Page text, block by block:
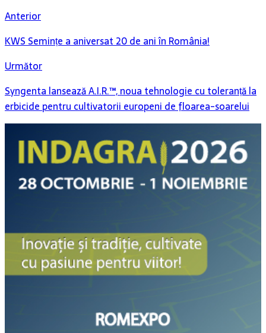
Anterior
KWS Semințe a aniversat 20 de ani în România!
Următor
Syngenta lansează A.I.R.™, noua tehnologie cu toleranță la
erbicide pentru cultivatorii europeni de floarea-soarelui